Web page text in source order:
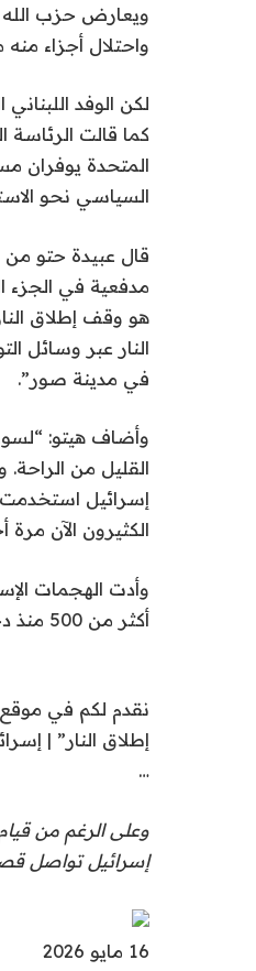
ا
ص
م
ة
ويعارض حزب الله
واحتلال أجزاء منه منذ
كما قالت الرئاسة
المتحدة يوفران
السياسي نحو
قال عبيدة حتو من
مدفعية في الجزء
هو وقف إطلاق
النار عبر وسائل
في مدينة صور”.
وأضاف هيتو:
القليل من الراحة.
إسرائيل استخدمت
الكثيرون الآن مرة
أكثر من 500 منذ دخول الهدنة حيز التنفيذ، بحسب السلطات اللبنانية.
نقدم لكم في موقع
إطلاق النار” |
…
إسرائيل تواصل
نُ16 مايو 2026